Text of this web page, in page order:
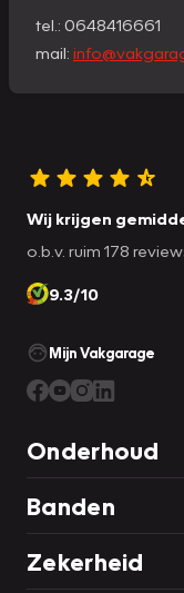
tel.: 0648416661
mail:
Wij krijgen
o.b.v. ruim 178
9.3/10
Mijn Vakgarage
Onderhoud
Banden
Zekerheid